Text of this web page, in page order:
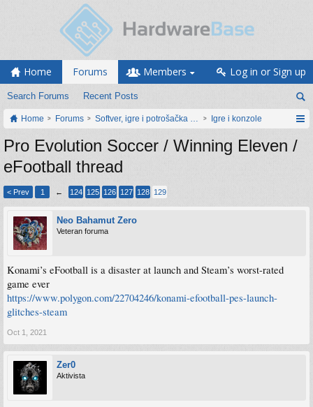
Home Forums
Search Forums Recent Posts
Members Log in or Sign up
Home Forums Softver, igre i potrošačka elektronikaIgre i konzole
Pro Evolution Soccer / Winning Eleven /
eFootball thread
< Prev 1 ← 124 125 126 127 128 129
Neo Bahamut Zero
Veteran foruma
Konami’s eFootball is a disaster at launch and Steam’s worst-rated
game ever
https://www.polygon.com/22704246/konami-efootball-pes-launch-
glitches-steam
Oct 1, 2021
Zer0
Aktivista